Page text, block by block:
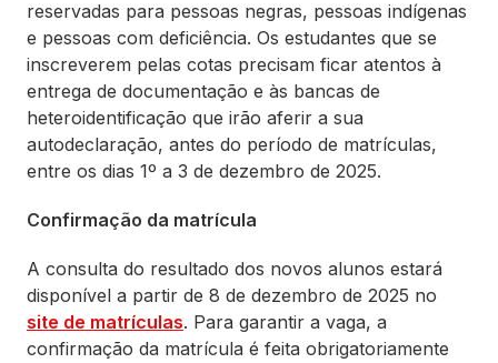
reservadas para pessoas negras, pessoas indígenas
e pessoas com deficiência. Os estudantes que se
inscreverem pelas cotas precisam ficar atentos à
entrega de documentação e às bancas de
heteroidentificação que irão aferir a sua
autodeclaração, antes do período de matrículas,
entre os dias 1º a 3 de dezembro de 2025.
Confirmação da matrícula
A consulta do resultado dos novos alunos estará
disponível a partir de 8 de dezembro de 2025 no
site de matrículas. Para garantir a vaga, a
confirmação da matrícula é feita obrigatoriamente